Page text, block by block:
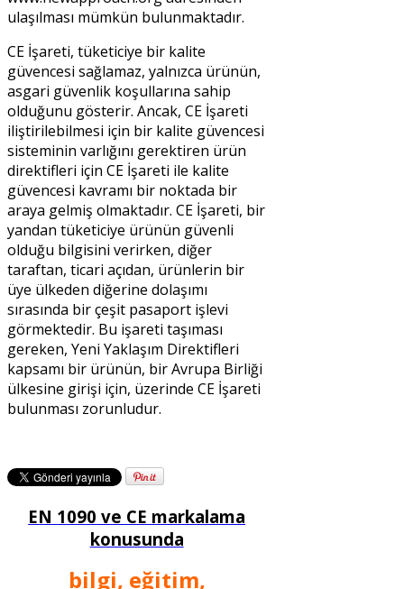
ulaşılması mümkün bulunmaktadır.
CE İşareti, tüketiciye bir kalite
güvencesi sağlamaz, yalnızca ürünün,
asgari güvenlik koşullarına sahip
olduğunu gösterir. Ancak, CE İşareti
iliştirilebilmesi için bir kalite güvencesi
sisteminin varlığını gerektiren ürün
direktifleri için CE İşareti ile kalite
güvencesi kavramı bir noktada bir
araya gelmiş olmaktadır. CE İşareti, bir
yandan tüketiciye ürünün güvenli
olduğu bilgisini verirken, diğer
taraftan, ticari açıdan, ürünlerin bir
üye ülkeden diğerine dolaşımı
sırasında bir çeşit pasaport işlevi
görmektedir. Bu işareti taşıması
gereken, Yeni Yaklaşım Direktifleri
kapsamı bir ürünün, bir Avrupa Birliği
ülkesine girişi için, üzerinde CE İşareti
bulunması zorunludur.
EN 1090 ve CE markalama
konusunda
bilgi, eğitim,